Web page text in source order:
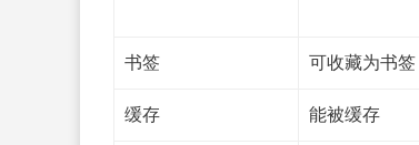
书签 可收藏为书签
缓存 能被缓存